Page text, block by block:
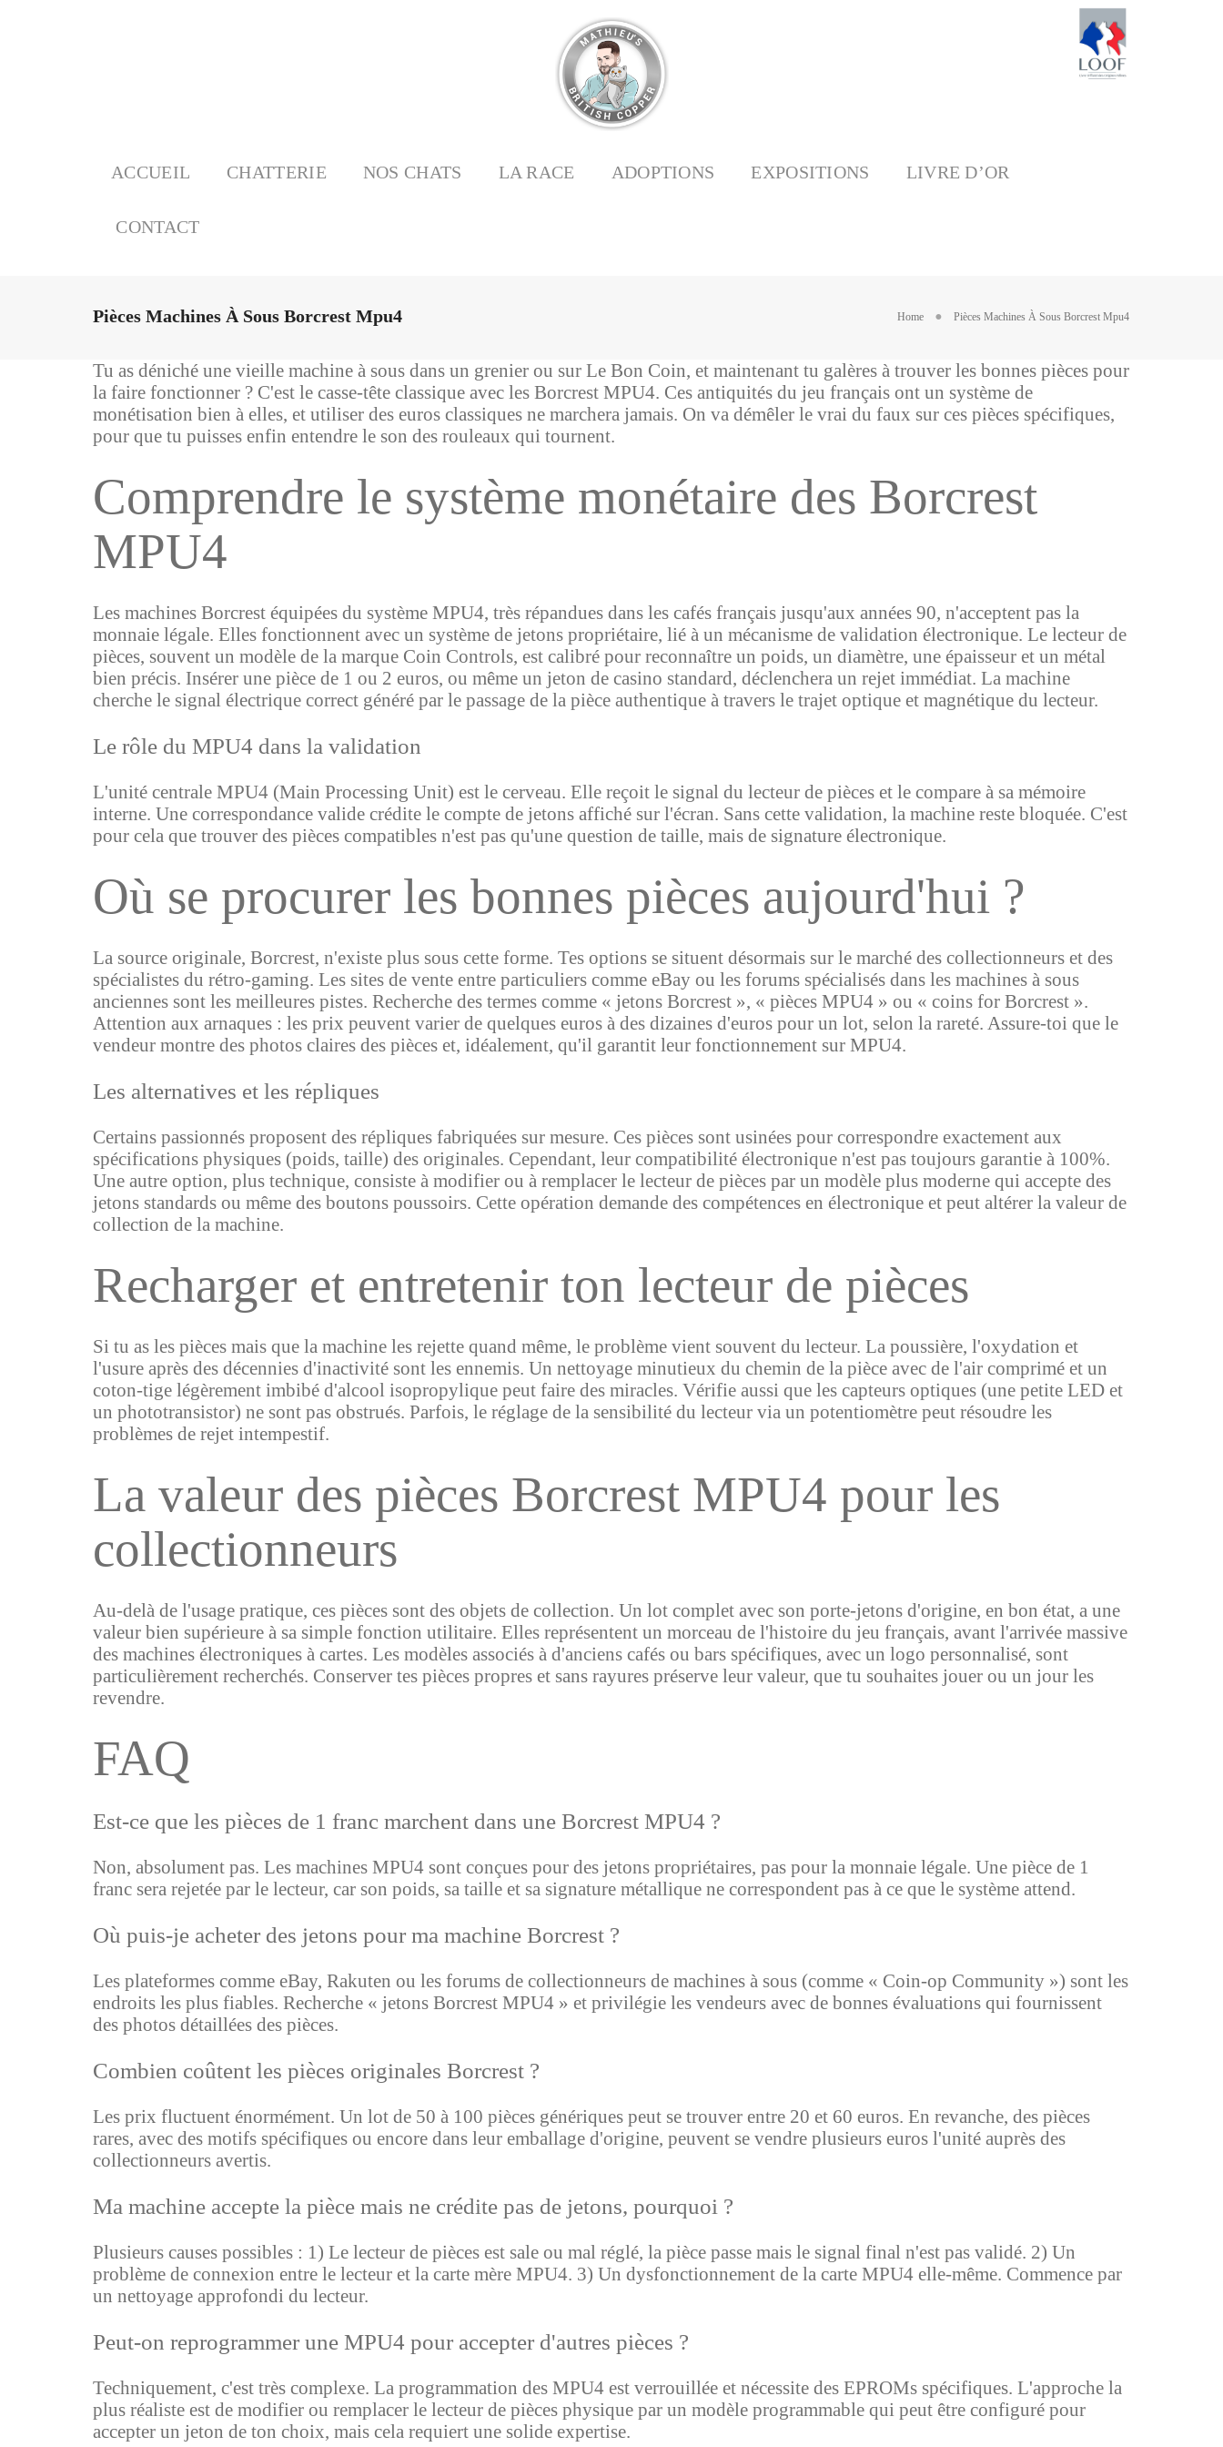
ACCUEIL CHATTERIE NOS CHATS LA RACE ADOPTIONS EXPOSITIONS LIVRE D’OR
CONTACT
Pièces Machines À Sous Borcrest Mpu4 Home Pièces Machines À Sous Borcrest Mpu4
Tu as déniché une vieille machine à sous dans un grenier ou sur Le Bon Coin, et maintenant tu galères à trouver les bonnes pièces pour
la faire fonctionner ? C'est le casse-tête classique avec les Borcrest MPU4. Ces antiquités du jeu français ont un système de
monétisation bien à elles, et utiliser des euros classiques ne marchera jamais. On va démêler le vrai du faux sur ces pièces spécifiques,
pour que tu puisses enfin entendre le son des rouleaux qui tournent.
Comprendre le système monétaire des Borcrest
MPU4
Les machines Borcrest équipées du système MPU4, très répandues dans les cafés français jusqu'aux années 90, n'acceptent pas la
monnaie légale. Elles fonctionnent avec un système de jetons propriétaire, lié à un mécanisme de validation électronique. Le lecteur de
pièces, souvent un modèle de la marque Coin Controls, est calibré pour reconnaître un poids, un diamètre, une épaisseur et un métal
bien précis. Insérer une pièce de 1 ou 2 euros, ou même un jeton de casino standard, déclenchera un rejet immédiat. La machine
cherche le signal électrique correct généré par le passage de la pièce authentique à travers le trajet optique et magnétique du lecteur.
Le rôle du MPU4 dans la validation
L'unité centrale MPU4 (Main Processing Unit) est le cerveau. Elle reçoit le signal du lecteur de pièces et le compare à sa mémoire
interne. Une correspondance valide crédite le compte de jetons affiché sur l'écran. Sans cette validation, la machine reste bloquée. C'est
pour cela que trouver des pièces compatibles n'est pas qu'une question de taille, mais de signature électronique.
Où se procurer les bonnes pièces aujourd'hui ?
La source originale, Borcrest, n'existe plus sous cette forme. Tes options se situent désormais sur le marché des collectionneurs et des
spécialistes du rétro-gaming. Les sites de vente entre particuliers comme eBay ou les forums spécialisés dans les machines à sous
anciennes sont les meilleures pistes. Recherche des termes comme « jetons Borcrest », « pièces MPU4 » ou « coins for Borcrest ».
Attention aux arnaques : les prix peuvent varier de quelques euros à des dizaines d'euros pour un lot, selon la rareté. Assure-toi que le
vendeur montre des photos claires des pièces et, idéalement, qu'il garantit leur fonctionnement sur MPU4.
Les alternatives et les répliques
Certains passionnés proposent des répliques fabriquées sur mesure. Ces pièces sont usinées pour correspondre exactement aux
spécifications physiques (poids, taille) des originales. Cependant, leur compatibilité électronique n'est pas toujours garantie à 100%.
Une autre option, plus technique, consiste à modifier ou à remplacer le lecteur de pièces par un modèle plus moderne qui accepte des
jetons standards ou même des boutons poussoirs. Cette opération demande des compétences en électronique et peut altérer la valeur de
collection de la machine.
Recharger et entretenir ton lecteur de pièces
Si tu as les pièces mais que la machine les rejette quand même, le problème vient souvent du lecteur. La poussière, l'oxydation et
l'usure après des décennies d'inactivité sont les ennemis. Un nettoyage minutieux du chemin de la pièce avec de l'air comprimé et un
coton-tige légèrement imbibé d'alcool isopropylique peut faire des miracles. Vérifie aussi que les capteurs optiques (une petite LED et
un phototransistor) ne sont pas obstrués. Parfois, le réglage de la sensibilité du lecteur via un potentiomètre peut résoudre les
problèmes de rejet intempestif.
La valeur des pièces Borcrest MPU4 pour les
collectionneurs
Au-delà de l'usage pratique, ces pièces sont des objets de collection. Un lot complet avec son porte-jetons d'origine, en bon état, a une
valeur bien supérieure à sa simple fonction utilitaire. Elles représentent un morceau de l'histoire du jeu français, avant l'arrivée massive
des machines électroniques à cartes. Les modèles associés à d'anciens cafés ou bars spécifiques, avec un logo personnalisé, sont
particulièrement recherchés. Conserver tes pièces propres et sans rayures préserve leur valeur, que tu souhaites jouer ou un jour les
revendre.
FAQ
Est-ce que les pièces de 1 franc marchent dans une Borcrest MPU4 ?
Non, absolument pas. Les machines MPU4 sont conçues pour des jetons propriétaires, pas pour la monnaie légale. Une pièce de 1
franc sera rejetée par le lecteur, car son poids, sa taille et sa signature métallique ne correspondent pas à ce que le système attend.
Où puis-je acheter des jetons pour ma machine Borcrest ?
Les plateformes comme eBay, Rakuten ou les forums de collectionneurs de machines à sous (comme « Coin-op Community ») sont les
endroits les plus fiables. Recherche « jetons Borcrest MPU4 » et privilégie les vendeurs avec de bonnes évaluations qui fournissent
des photos détaillées des pièces.
Combien coûtent les pièces originales Borcrest ?
Les prix fluctuent énormément. Un lot de 50 à 100 pièces génériques peut se trouver entre 20 et 60 euros. En revanche, des pièces
rares, avec des motifs spécifiques ou encore dans leur emballage d'origine, peuvent se vendre plusieurs euros l'unité auprès des
collectionneurs avertis.
Ma machine accepte la pièce mais ne crédite pas de jetons, pourquoi ?
Plusieurs causes possibles : 1) Le lecteur de pièces est sale ou mal réglé, la pièce passe mais le signal final n'est pas validé. 2) Un
problème de connexion entre le lecteur et la carte mère MPU4. 3) Un dysfonctionnement de la carte MPU4 elle-même. Commence par
un nettoyage approfondi du lecteur.
Peut-on reprogrammer une MPU4 pour accepter d'autres pièces ?
Techniquement, c'est très complexe. La programmation des MPU4 est verrouillée et nécessite des EPROMs spécifiques. L'approche la
plus réaliste est de modifier ou remplacer le lecteur de pièces physique par un modèle programmable qui peut être configuré pour
accepter un jeton de ton choix, mais cela requiert une solide expertise.